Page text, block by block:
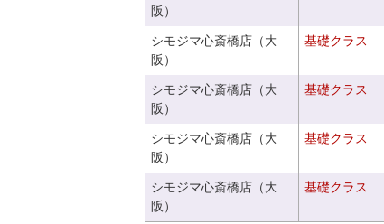
阪）
シモジマ心斎橋店（大
阪）
基礎クラス
シモジマ心斎橋店（大
阪）
基礎クラス
シモジマ心斎橋店（大
阪）
基礎クラス
シモジマ心斎橋店（大
阪）
基礎クラス